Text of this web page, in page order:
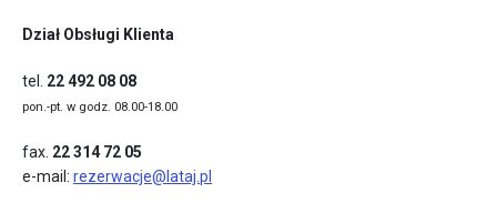
Dział Obsługi Klienta
tel. 22 492 08 08
pon.-pt. w godz. 08.00-18.00
fax. 22 314 72 05
e-mail: rezerwacje@lataj.pl